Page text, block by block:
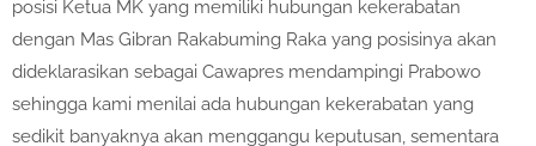
posisi Ketua MK yang memiliki hubungan kekerabatan
dengan Mas Gibran Rakabuming Raka yang posisinya akan
dideklarasikan sebagai Cawapres mendampingi Prabowo
sehingga kami menilai ada hubungan kekerabatan yang
sedikit banyaknya akan menggangu keputusan, sementara